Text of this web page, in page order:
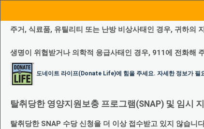
주거, 식료품, 유틸리티 또는 난방 비상사태인 경우, 귀하의
생명이 위협받거나 의학적 응급사태인 경우, 911에 전화해
도네이트 라이프(Donate Life)에 힘을 주세요. 자세한 정보가 필
탈취당한 영양지원보충 프로그램(SNAP) 및 임시
탈취당한 SNAP 수당 신청을 더 이상 접수받고 있지 않습니